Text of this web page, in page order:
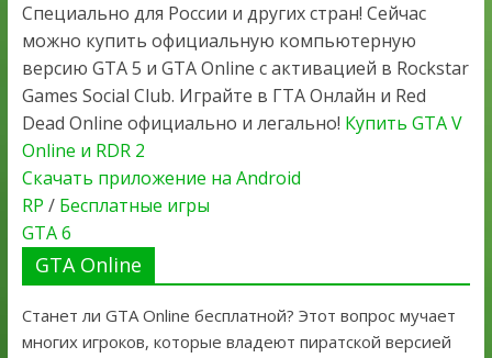
Специально для России и других стран! Сейчас
можно купить официальную компьютерную
версию GTA 5 и GTA Online с активацией в Rockstar
Games Social Club. Играйте в ГТА Онлайн и Red
Dead Online официально и легально! Купить GTA V
Online и RDR 2
Скачать приложение на Android
RP / Бесплатные игры
GTA 6
GTA Online
Станет ли GTA Online бесплатной? Этот вопрос мучает
многих игроков, которые владеют пиратской версией